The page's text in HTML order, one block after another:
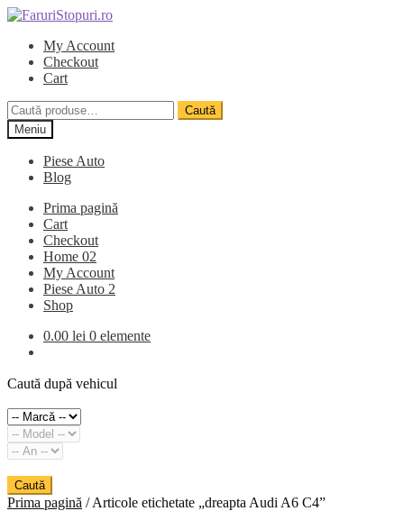
Sari
navigare
Sari
conținutMy Account
Checkout
Cart
Caută
după:
Caută
Meniu
Piese Auto
Blog
Prima pagină
Cart
Checkout
Home 02
My Account
Piese Auto 2
Shop
0.00 lei 0 elemente
Caută după vehicul
Caută
Prima pagină /Articole etichetate „dreapta Audi A6 C4”